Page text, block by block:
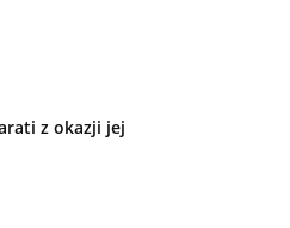
z okazji jej